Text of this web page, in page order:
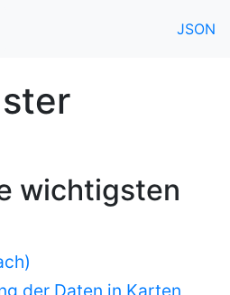
JSON
wichtigsten
der Daten in Karten